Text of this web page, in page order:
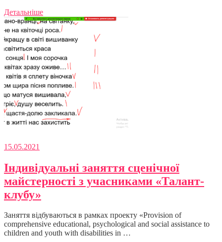
Детальніше
15.05.2021
Індивідуальні заняття сценічної
майстерності з учасниками «Талант-
клубу»
Заняття відбуваються в рамках проекту «Provision of
comprehensive educational, psychological and social assistance to
children and youth with disabilities in …